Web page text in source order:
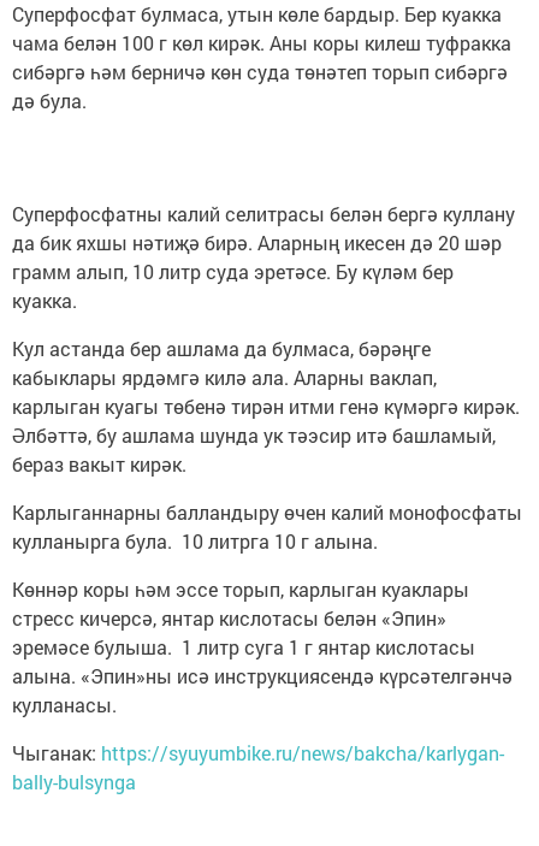
Суперфосфат булмаса, утын көле бардыр. Бер куакка
чама белән 100 г көл кирәк. Аны коры килеш туфракка
сибәргә һәм берничә көн суда төнәтеп торып сибәргә
дә була.
Суперфосфатны калий селитрасы белән бергә куллану
да бик яхшы нәтиҗә бирә. Аларның икесен дә 20 шәр
грамм алып, 10 литр суда эретәсе. Бу күләм бер
куакка.
Кул астанда бер ашлама да булмаса, бәрәңге
кабыклары ярдәмгә килә ала. Аларны ваклап,
карлыган куагы төбенә тирән итми генә күмәргә кирәк.
Әлбәттә, бу ашлама шунда ук тәэсир итә башламый,
бераз вакыт кирәк.
Карлыганнарны балландыру өчен калий монофосфаты
кулланырга була. 10 литрга 10 г алына.
Көннәр коры һәм эссе торып, карлыган куаклары
стресс кичерсә, янтар кислотасы белән «Эпин»
эремәсе булыша. 1 литр суга 1 г янтар кислотасы
алына. «Эпин»ны исә инструкциясендә күрсәтелгәнчә
кулланасы.
Чыганак: https://syuyumbike.ru/news/bakcha/karlygan-
bally-bulsynga